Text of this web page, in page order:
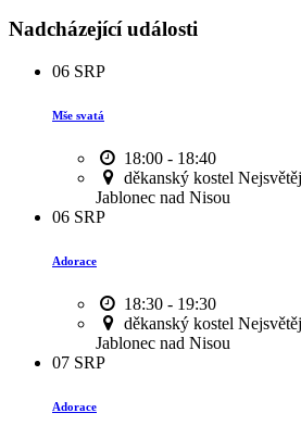
Nadcházející události
06 SRP
Mše svatá
18:00 - 18:40
děkanský kostel
Jablonec nad Nisou
06 SRP
Adorace
18:30 - 19:30
děkanský kostel
Jablonec nad Nisou
07 SRP
Adorace